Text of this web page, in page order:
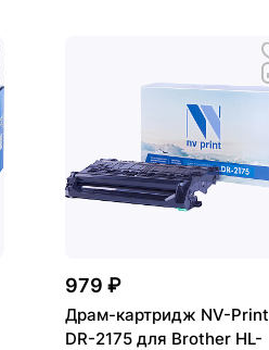
979 ₽
Драм-картридж NV-Print
DR-2175 для Brother HL-